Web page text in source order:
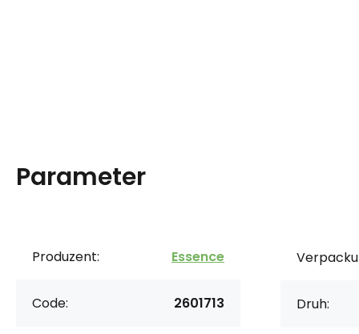
Parameter
Produzent: Essence
Code: 2601713 Druh: